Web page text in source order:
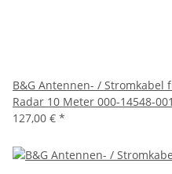
B&G Antennen- / Stromkabel
Radar 10 Meter 000-14548-001
127,00 € *